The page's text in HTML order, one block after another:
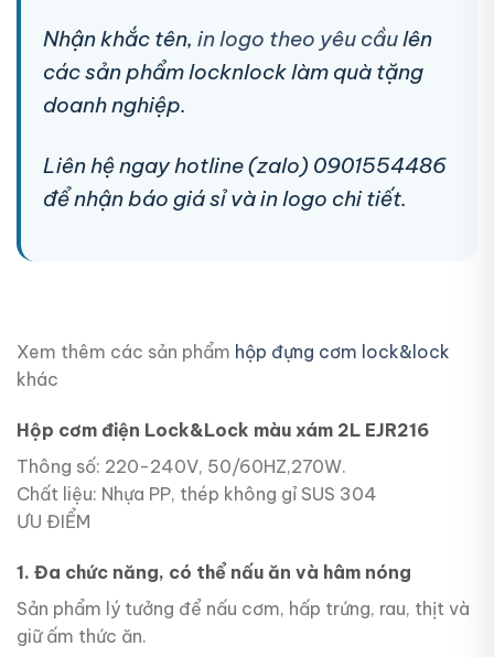
Nhận khắc tên, in logo theo yêu cầu lên
các sản phẩm locknlock làm quà tặng
doanh nghiệp.
Liên hệ ngay hotline (zalo) 0901554486
để nhận báo giá sỉ và in logo chi tiết.
Xem thêm các sản phẩm hộp đựng cơm lock&lock
khác
Hộp cơm điện Lock&Lock màu xám 2L EJR216
Thông số: 220-240V, 50/60HZ,270W.
Chất liệu: Nhựa PP, thép không gỉ SUS 304
ƯU ĐIỂM
1. Đa chức năng, có thể nấu ăn và hâm nóng
Sản phẩm lý tưởng để nấu cơm, hấp trứng, rau, thịt và
giữ ấm thức ăn.